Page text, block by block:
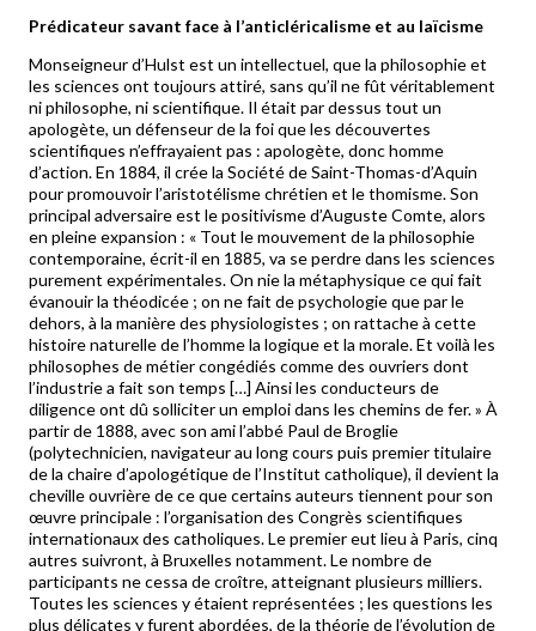
Prédicateur savant face à l’anticléricalisme et au laïcisme
Monseigneur d’Hulst est un intellectuel, que la philosophie et
les sciences ont toujours attiré, sans qu’il ne fût véritablement
ni philosophe, ni scientifique. Il était par dessus tout un
apologète, un défenseur de la foi que les découvertes
scientifiques n’effrayaient pas : apologète, donc homme
d’action. En 1884, il crée la Société de Saint-Thomas-d’Aquin
pour promouvoir l’aristotélisme chrétien et le thomisme. Son
principal adversaire est le positivisme d’Auguste Comte, alors
en pleine expansion : « Tout le mouvement de la philosophie
contemporaine, écrit-il en 1885, va se perdre dans les sciences
purement expérimentales. On nie la métaphysique ce qui fait
évanouir la théodicée ; on ne fait de psychologie que par le
dehors, à la manière des physiologistes ; on rattache à cette
histoire naturelle de l’homme la logique et la morale. Et voilà les
philosophes de métier congédiés comme des ouvriers dont
l’industrie a fait son temps […] Ainsi les conducteurs de
diligence ont dû solliciter un emploi dans les chemins de fer. » À
partir de 1888, avec son ami l’abbé Paul de Broglie
(polytechnicien, navigateur au long cours puis premier titulaire
de la chaire d’apologétique de l’Institut catholique), il devient la
cheville ouvrière de ce que certains auteurs tiennent pour son
œuvre principale : l’organisation des Congrès scientifiques
internationaux des catholiques. Le premier eut lieu à Paris, cinq
autres suivront, à Bruxelles notamment. Le nombre de
participants ne cessa de croître, atteignant plusieurs milliers.
Toutes les sciences y étaient représentées ; les questions les
plus délicates y furent abordées, de la théorie de l’évolution de